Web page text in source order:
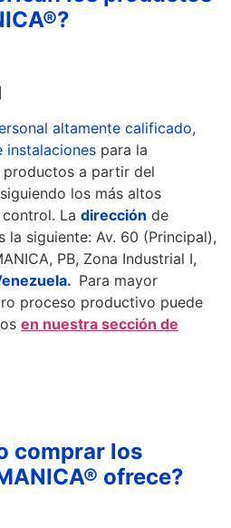
altamente calificado,
instalaciones para la
a partir del
los más altos
La dirección de
la siguiente: Av. 60 (Principal),
PB, Zona Industrial I,
Para mayor
proceso productivo puede
en nuestra sección de
comprar los
ofrece?